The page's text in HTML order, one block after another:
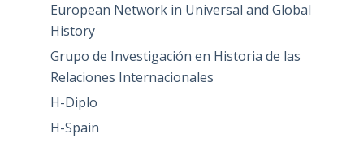
European Network in Universal and Global
History
Grupo de Investigación en Historia de las
Relaciones Internacionales
H-Diplo
H-Spain